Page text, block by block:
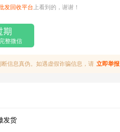
发回收平台 上看到的，谢谢！
期
整微信
信息真伪。如遇虚假诈骗信息，请 立即举报
发货